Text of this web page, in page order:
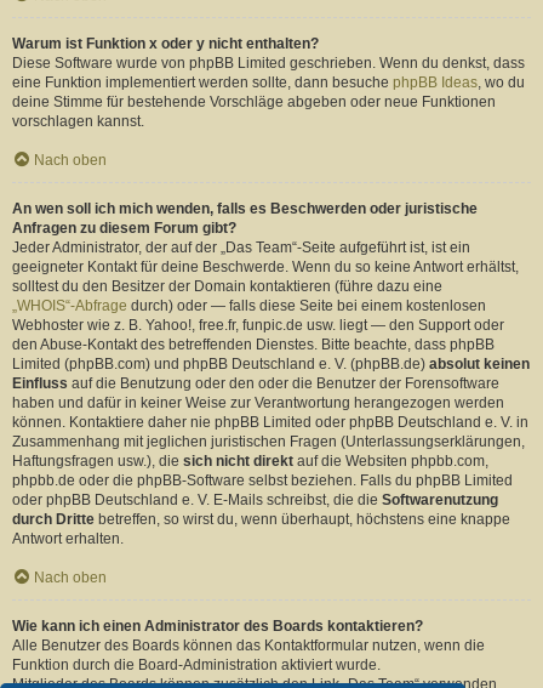
Warum ist Funktion x oder y nicht enthalten?
Diese Software wurde von phpBB Limited geschrieben. Wenn du denkst, dass
eine Funktion implementiert werden sollte, dann besuche phpBB Ideas, wo du
deine Stimme für bestehende Vorschläge abgeben oder neue Funktionen
vorschlagen kannst.
Nach oben
An wen soll ich mich wenden, falls es Beschwerden oder juristische
Anfragen zu diesem Forum gibt?
Jeder Administrator, der auf der „Das Team“-Seite aufgeführt ist, ist ein
geeigneter Kontakt für deine Beschwerde. Wenn du so keine Antwort erhältst,
solltest du den Besitzer der Domain kontaktieren (führe dazu eine
„WHOIS“-Abfrage durch) oder — falls diese Seite bei einem kostenlosen
Webhoster wie z. B. Yahoo!, free.fr, funpic.de usw. liegt — den Support oder
den Abuse-Kontakt des betreffenden Dienstes. Bitte beachte, dass phpBB
Limited (phpBB.com) und phpBB Deutschland e. V. (phpBB.de) absolut keinen
Einfluss auf die Benutzung oder den oder die Benutzer der Forensoftware
haben und dafür in keiner Weise zur Verantwortung herangezogen werden
können. Kontaktiere daher nie phpBB Limited oder phpBB Deutschland e. V. in
Zusammenhang mit jeglichen juristischen Fragen (Unterlassungserklärungen,
Haftungsfragen usw.), die sich nicht direkt auf die Websiten phpbb.com,
phpbb.de oder die phpBB-Software selbst beziehen. Falls du phpBB Limited
oder phpBB Deutschland e. V. E-Mails schreibst, die die Softwarenutzung
durch Dritte betreffen, so wirst du, wenn überhaupt, höchstens eine knappe
Antwort erhalten.
Nach oben
Wie kann ich einen Administrator des Boards kontaktieren?
Alle Benutzer des Boards können das Kontaktformular nutzen, wenn die
Funktion durch die Board-Administration aktiviert wurde.
Mitglieder des Boards können zusätzlich den Link „Das Team“ verwenden.